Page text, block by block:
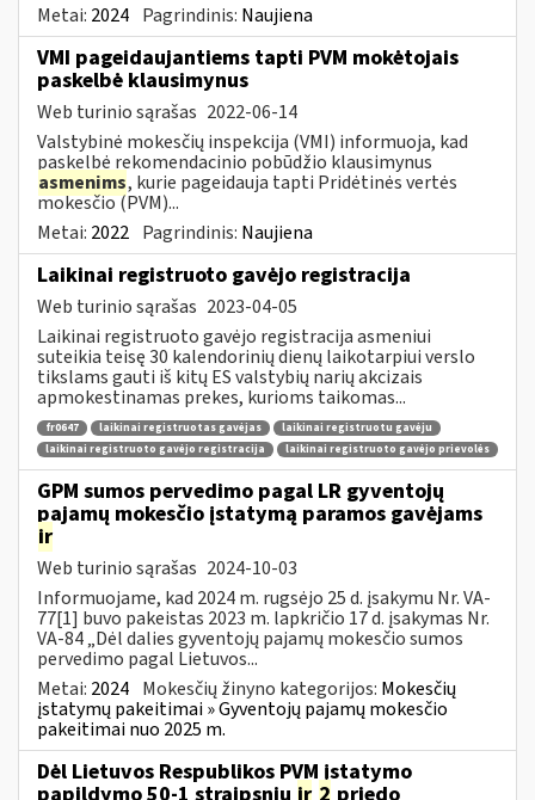
Metai: 2024 Pagrindinis: Naujiena
VMI pageidaujantiems tapti PVM mokėtojais
paskelbė klausimynus
Web turinio sąrašas 2022-06-14
Valstybinė mokesčių inspekcija (VMI) informuoja, kad
paskelbė rekomendacinio pobūdžio klausimynus
asmenims, kurie pageidauja tapti Pridėtinės vertės
mokesčio (PVM)...
Metai: 2022 Pagrindinis: Naujiena
Laikinai registruoto gavėjo registracija
Web turinio sąrašas 2023-04-05
Laikinai registruoto gavėjo registracija asmeniui
suteikia teisę 30 kalendorinių dienų laikotarpiui verslo
tikslams gauti iš kitų ES valstybių narių akcizais
apmokestinamas prekes, kurioms taikomas...
fr0647 laikinai registruotas gavėjas
laikinai registruotu gavėju
laikinai registruoto gavėjo registracija
laikinai registruoto gavėjo prievolės
GPM sumos pervedimo pagal LR gyventojų
pajamų mokesčio įstatymą paramos gavėjams
ir
Web turinio sąrašas 2024-10-03
Informuojame, kad 2024 m. rugsėjo 25 d. įsakymu Nr. VA-
77[1] buvo pakeistas 2023 m. lapkričio 17 d. įsakymas Nr.
VA-84 „Dėl dalies gyventojų pajamų mokesčio sumos
pervedimo pagal Lietuvos...
Metai: 2024 Mokesčių žinyno kategorijos: Mokesčių
įstatymų pakeitimai » Gyventojų pajamų mokesčio
pakeitimai nuo 2025 m.
Dėl Lietuvos Respublikos PVM įstatymo
papildymo 50-1 straipsniu ir 2 priedo